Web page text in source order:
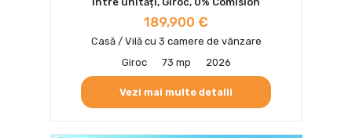
189,900 €
Casă / Vilă cu 3 camere de vânzare
Giroc
73 mp 2026
Vezi mai multe detalii